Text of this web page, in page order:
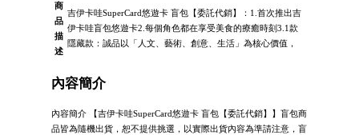
商
品
描
述
吉伊卡哇SuperCard悠遊卡 盲包【委託代銷】：1.首次推出吉
伊卡哇盲包悠遊卡2.每個角色都在享受美食的療癒時刻3.1款
隱藏款：誠品以「人文、藝術、創意、生活」為核心價值，
內容簡介
內容簡介 【吉伊卡哇SuperCard悠遊卡 盲包【委託代銷】】盲包商
品皆為隨機出貨，恕不提供挑選，以實際出貨內容為準請注意，盲